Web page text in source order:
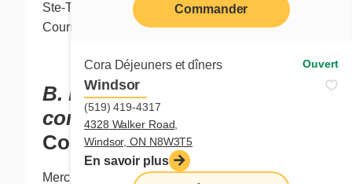
Commander
Cora Déjeuners et dîners Ouvert
Windsor
(519) 419-4317
4328 Walker Road,
Windsor, ON N8W3T5
En savoir plus
Ste-Thérèse (Québec) J7E 3W7
Courriel :
bmorel@chezcora.com
B. Politique de
confidentialité
Cora Déjeuners et dîners
Merci de nous rendre visite en ligne à l’adresse